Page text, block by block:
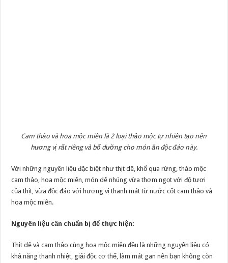
Cam thảo và hoa mộc miên là 2 loại thảo mộc tự nhiên tạo nên
hương vị rất riêng và bổ dưỡng cho món ăn độc đáo này.
Với những nguyên liệu đặc biệt như thịt dê, khổ qua rừng, thảo mộc
cam thảo, hoa mộc miên, món dê nhúng vừa thơm ngọt với độ tươi
của thịt, vừa độc đáo với hương vị thanh mát từ nước cốt cam thảo và
hoa mộc miên.
Nguyên liệu cần chuẩn bị để thực hiện:
Thịt dê và cam thảo cùng hoa mộc miên đều là những nguyên liệu có
khả năng thanh nhiệt, giải độc cơ thể, làm mát gan nên bạn không còn